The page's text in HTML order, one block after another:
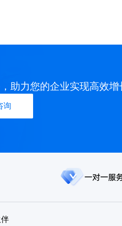
助力您的企业实现高效增
询
一对一服